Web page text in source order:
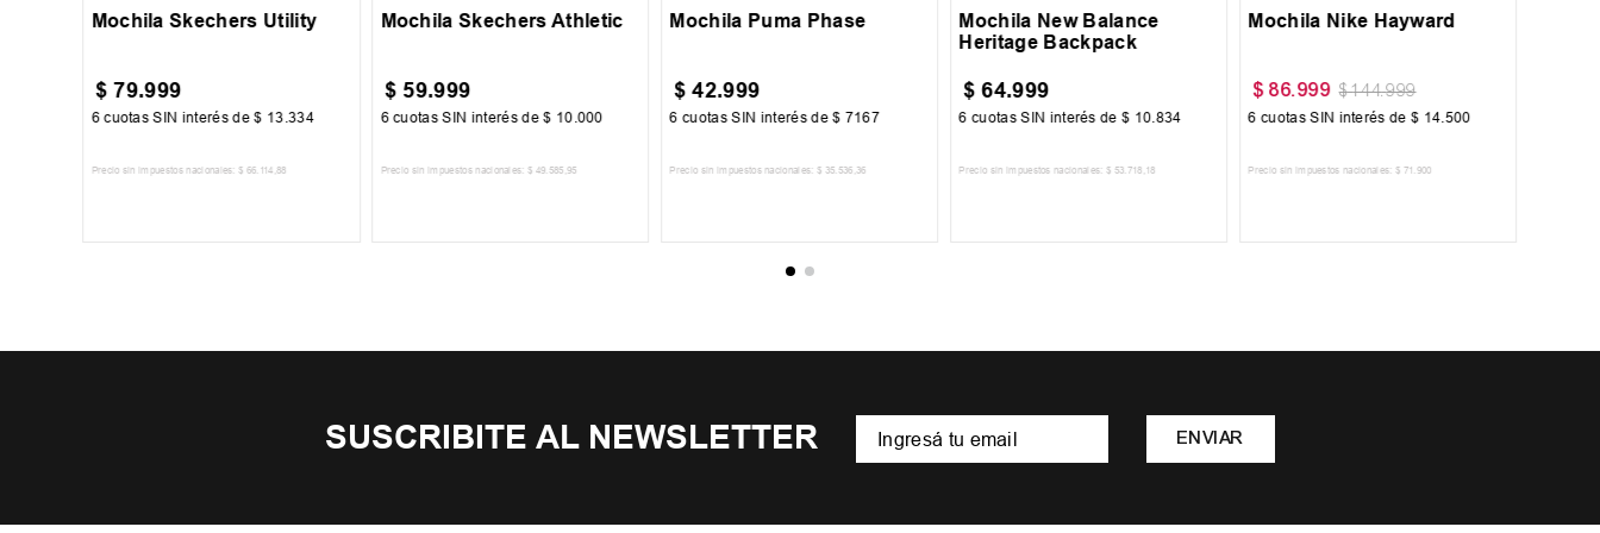
Mochila Skechers Utility
$ 79.999
6 cuotas SIN interés de$ 13 .334
Precio sin impuestos nacionales: $ 66. 114 ,88
Mochila Skechers Athletic
$ 59.999
6 cuotas SIN interés de$ 10 .000
Precio sin impuestos nacionales: $ 49.585 ,95
Mochila Puma Phase
$ 42.999
6 cuotas SIN interés de$ 7167
Precio sin impuestos nacionales: $ 35.536 ,36
Mochila New Balance
Heritage Backpack
$ 64.999
6 cuotas SIN interés de$ 10 834
Precio sin impuestos nacionales: $ 53.718 ,18
Mochila Nike Hayward
$ 86.999 $ 144.999
6 cuotas SIN interés de$ 14 500
Precio sin impuestos nacionales: $ 71 .900
SUSCRIBITE AL NEWSLETTER ENVIAR